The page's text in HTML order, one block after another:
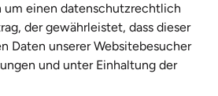
um einen datenschutzrechtlich
der gewährleistet, dass dieser
Daten unserer Websitebesucher
und unter Einhaltung der